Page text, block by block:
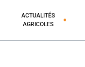
ACTUALITÉS
AGRICOLES